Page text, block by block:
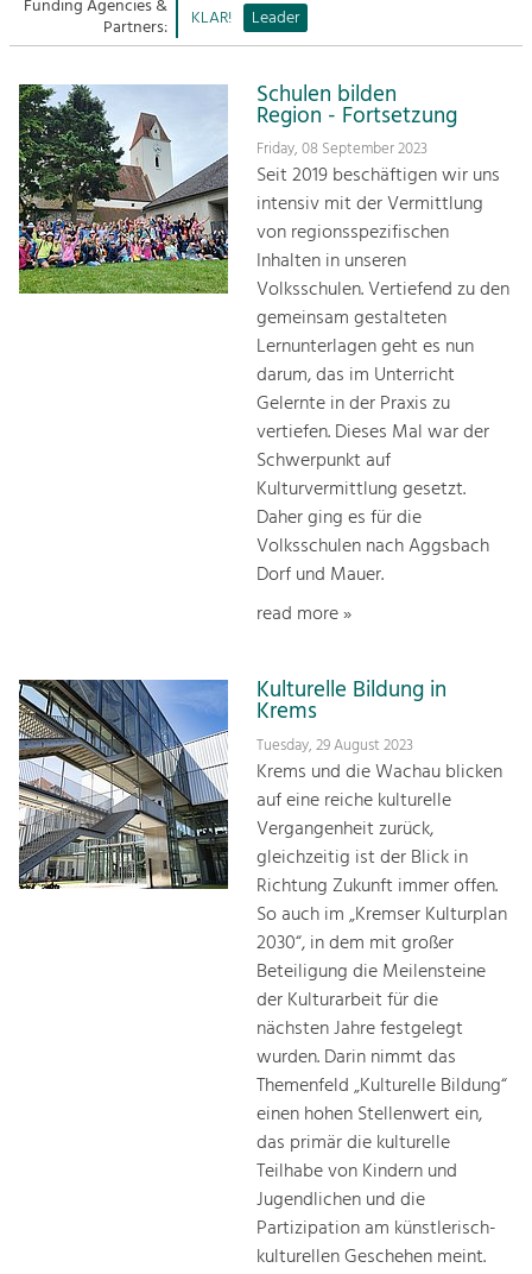
SitemapLandscape.
Tourism
Offer Development and Positioning
Art & Culture
Crafts, Science and Research.
Social Affairs, Education
Equality, Youth and Integration.
Climate Change, Public Transport and
Increase in Regional Value Added.
Funding Agencies &
Partners: KLAR! Leader
Schulen bilden
Region - Fortsetzung
Friday, 08 September 2023
Seit 2019 beschäftigen wir uns
intensiv mit der Vermittlung
von regionsspezifischen
Inhalten in unseren
Volksschulen. Vertiefend zu den
gemeinsam gestalteten
Lernunterlagen geht es nun
darum, das im Unterricht
Gelernte in der Praxis zu
vertiefen. Dieses Mal war der
Schwerpunkt auf
Kulturvermittlung gesetzt.
Daher ging es für die
Volksschulen nach Aggsbach
Dorf und Mauer.
read more »
Kulturelle Bildung in
Krems
Tuesday, 29 August 2023
Krems und die Wachau blicken
auf eine reiche kulturelle
Vergangenheit zurück,
gleichzeitig ist der Blick in
Richtung Zukunft immer offen.
So auch im „Kremser Kulturplan
2030“, in dem mit großer
Beteiligung die Meilensteine
der Kulturarbeit für die
nächsten Jahre festgelegt
wurden. Darin nimmt das
Themenfeld „Kulturelle Bildung“
einen hohen Stellenwert ein,
das primär die kulturelle
Teilhabe von Kindern und
Jugendlichen und die
Partizipation am künstlerisch-
kulturellen Geschehen meint.